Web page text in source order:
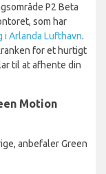
P2 Beta
som har
i Arlanda Lufthavn.
for et hurtigt
til at afhente din
Motion
anbefaler Green